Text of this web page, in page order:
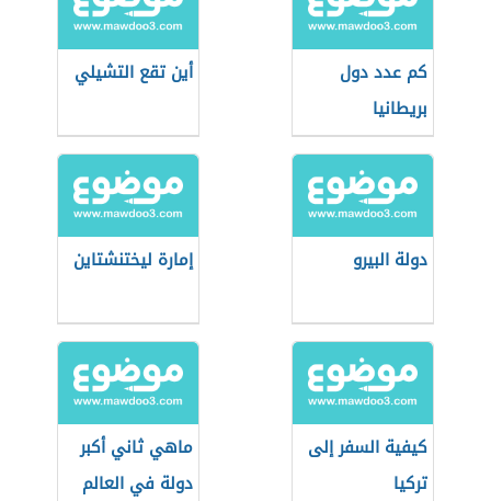
كم عدد دول
بريطانيا
أين تقع التشيلي
دولة البيرو إمارة ليختنشتاين
كيفية السفر إلى
تركيا
ماهي ثاني أكبر
دولة في العالم